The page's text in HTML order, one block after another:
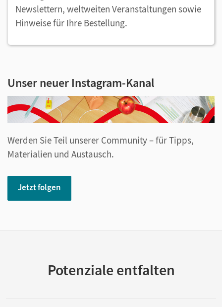
Newslettern, weltweiten Veranstaltungen sowie
Hinweise für Ihre Bestellung.
Unser neuer Instagram-Kanal
Werden Sie Teil unserer Community – für Tipps,
Materialien und Austausch.
Jetzt folgen
Potenziale entfalten